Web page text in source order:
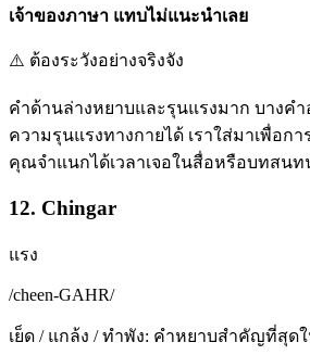
เจ้าของภาษา แทบไม่แนะนำเลย
⚠️ ต้องระวังอย่างจริงจัง
คำด้านล่างหยาบและรุนแรงมาก บางคำ
ความรุนแรงทางกายได้ เราใส่มาเพื่อก
คุณจำแนกได้เวลาเจอในสื่อหรือบทสนท
12. Chingar
แรง
/cheen-GAHR/
เย็ด / แกล้ง / ทำพัง: คำหยาบสำคัญที่สุด